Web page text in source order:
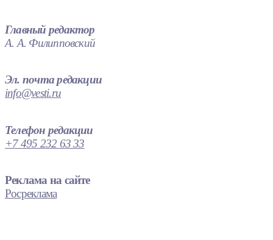
Главный редактор
А. А. Филипповский
Эл. почта редакции
info@vesti.ru
Телефон редакции
+7 495 232 63 33
Реклама на сайте
Росреклама